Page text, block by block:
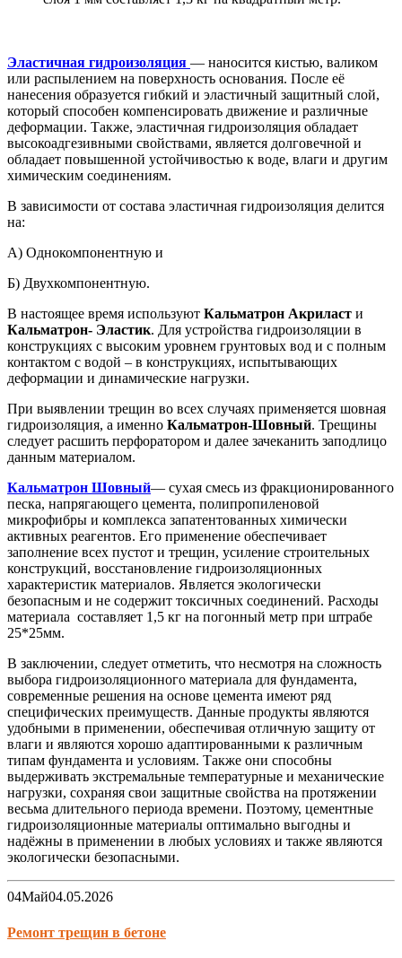
Эластичная гидроизоляция — наносится кистью, валиком
или распылением на поверхность основания. После её
нанесения образуется гибкий и эластичный защитный слой,
который способен компенсировать движение и различные
деформации. Также, эластичная гидроизоляция обладает
высокоадгезивными свойствами, является долговечной и
обладает повышенной устойчивостью к воде, влаги и другим
химическим соединениям.
В зависимости от состава эластичная гидроизоляция делится
на:
А) Однокомпонентную и
Б) Двухкомпонентную.
В настоящее время используют Кальматрон Акриласт и
Кальматрон- Эластик. Для устройства гидроизоляции в
конструкциях с высоким уровнем грунтовых вод и с полным
контактом с водой – в конструкциях, испытывающих
деформации и динамические нагрузки.
При выявлении трещин во всех случаях применяется шовная
гидроизоляция, а именно Кальматрон-Шовный. Трещины
следует расшить перфоратором и далее зачеканить заподлицо
данным материалом.
Кальматрон Шовный— сухая смесь из фракционированного
песка, напрягающего цемента, полипропиленовой
микрофибры и комплекса запатентованных химически
активных реагентов. Его применение обеспечивает
заполнение всех пустот и трещин, усиление строительных
конструкций, восстановление гидроизоляционных
характеристик материалов. Является экологически
безопасным и не содержит токсичных соединений. Расходы
материала составляет 1,5 кг на погонный метр при штрабе
25*25мм.
В заключении, следует отметить, что несмотря на сложность
выбора гидроизоляционного материала для фундамента,
современные решения на основе цемента имеют ряд
специфических преимуществ. Данные продукты являются
удобными в применении, обеспечивая отличную защиту от
влаги и являются хорошо адаптированными к различным
типам фундамента и условиям. Также они способны
выдерживать экстремальные температурные и механические
нагрузки, сохраняя свои защитные свойства на протяжении
весьма длительного периода времени. Поэтому, цементные
гидроизоляционные материалы оптимально выгодны и
надёжны в применении в любых условиях и также являются
экологически безопасными.
04Май04.05.2026
Ремонт трещин в бетоне